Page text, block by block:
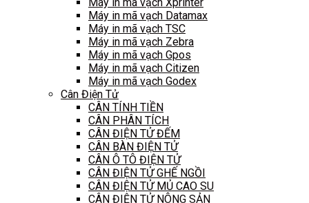
Máy in mã vạch Xprinter
Máy in mã vạch Datamax
Máy in mã vạch TSC
Máy in mã vạch Zebra
Máy in mã vạch Gpos
Máy in mã vạch Citizen
Máy in mã vạch Godex
Cân Điện Tử
CÂN TÍNH TIỀN
CÂN PHÂN TÍCH
CÂN ĐIỆN TỬ ĐẾM
CÂN BÀN ĐIỆN TỬ
CÂN Ô TÔ ĐIỆN TỬ
CÂN ĐIỆN TỬ GHẾ NGỒI
CÂN ĐIỆN TỬ MỦ CAO SU
CÂN ĐIỆN TỬ NÔNG SẢN